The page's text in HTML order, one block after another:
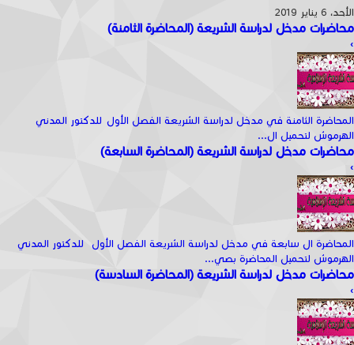
الأحد، 6 يناير 2019
محاضرات مدخل لدراسة الشريعة (المحاضرة الثامنة)
›
المحاضرة الثامنة في مدخل لدراسة الشريعة الفصل الأول للدكتور المدني
الهرموش لتحميل ال...
محاضرات مدخل لدراسة الشريعة (المحاضرة السابعة)
›
المحاضرة ال سابعة في مدخل لدراسة الشريعة الفصل الأول للدكتور المدني
الهرموش لتحميل المحاضرة بصي...
محاضرات مدخل لدراسة الشريعة (المحاضرة السادسة)
›